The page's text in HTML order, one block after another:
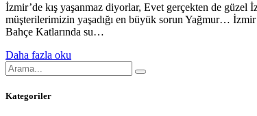
İzmir’de kış yaşanmaz diyorlar, Evet gerçekten de güzel
müşterilerimizin yaşadığı en büyük sorun Yağmur… İzmir
Bahçe Katlarında su…
Daha fazla oku
Kategoriler